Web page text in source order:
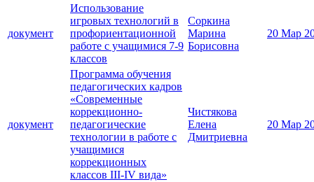
документ
Использование
игровых технологий в
профориентационной
работе с учащимися 7-9
классов
Соркина
Марина
Борисовна
20 Мар
документ
Программа обучения
педагогических кадров
«Современные
коррекционно-
педагогические
технологии в работе с
учащимися
коррекционных
классов III-IV вида»
Чистякова
Елена
Дмитриевна
20 Мар